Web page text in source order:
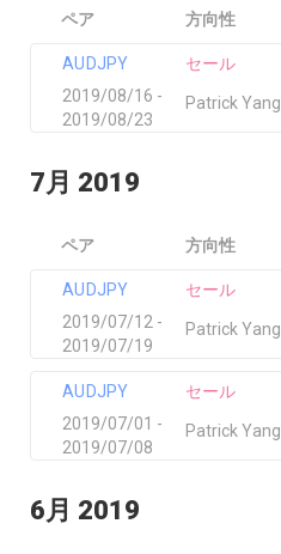
ペア 方向性
AUDJPY
Patrick Yang
セール
2019/08/16 -
2019/08/23
7月 2019
ペア 方向性
AUDJPY
Patrick Yang
セール
2019/07/12 -
2019/07/19
AUDJPY
Patrick Yang
セール
2019/07/01 -
2019/07/08
6月 2019